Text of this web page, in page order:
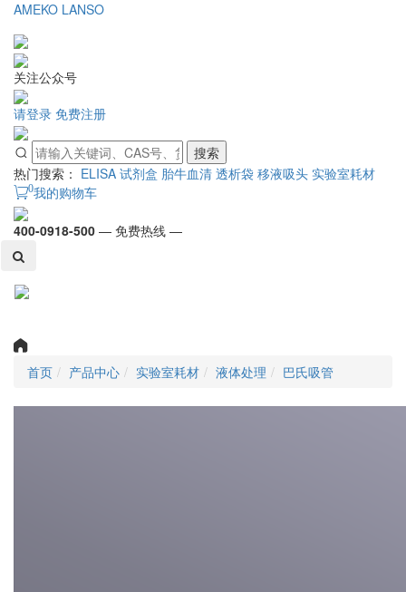
AMEKO LANSO
关注公众号
请登录 免费注册
搜索
热门搜索： ELISA 试剂盒 胎牛血清 透析袋 移液吸头 实验室耗材
0我的购物车
400-0918-500 — 免费热线 —
首页 产品中心 实验室耗材 液体处理 巴氏吸管